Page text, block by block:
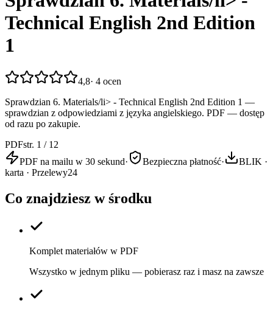
Technical English 2nd Edition
1
4,8· 4 ocen
Sprawdzian 6. Materials/li> - Technical English 2nd Edition 1 —
sprawdzian z odpowiedziami z języka angielskiego. PDF — dostęp
od razu po zakupie.
PDFstr. 1 / 12
PDF na mailu w 30 sekund· Bezpieczna płatność·
BLIK ·
karta · Przelewy24
Co znajdziesz w środku
Komplet materiałów w PDF
Wszystko w jednym pliku — pobierasz raz i masz na zawsze